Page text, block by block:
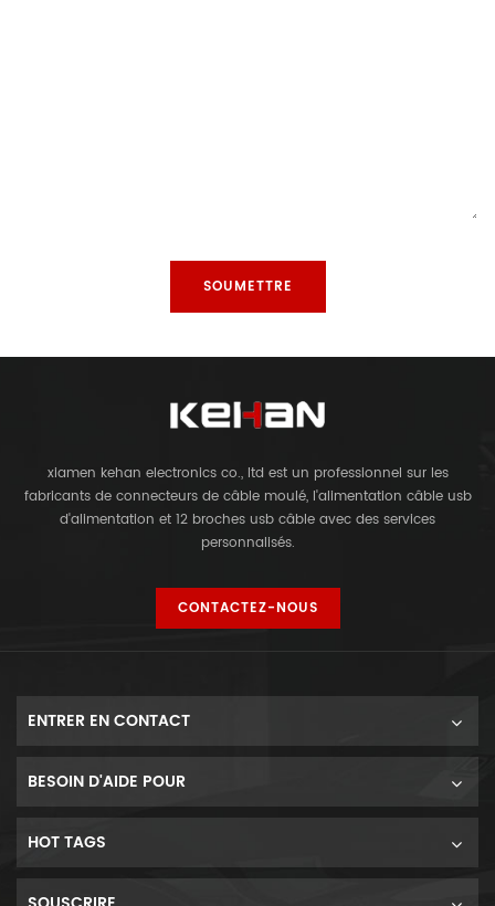
xiamen kehan electronics co., ltd est un professionnel sur les
fabricants de connecteurs de câble moulé, l'alimentation câble usb
d'alimentation et 12 broches usb câble avec des services
personnalisés.
CONTACTEZ-NOUS
ENTRER EN CONTACT
BESOIN D'AIDE POUR
HOT TAGS